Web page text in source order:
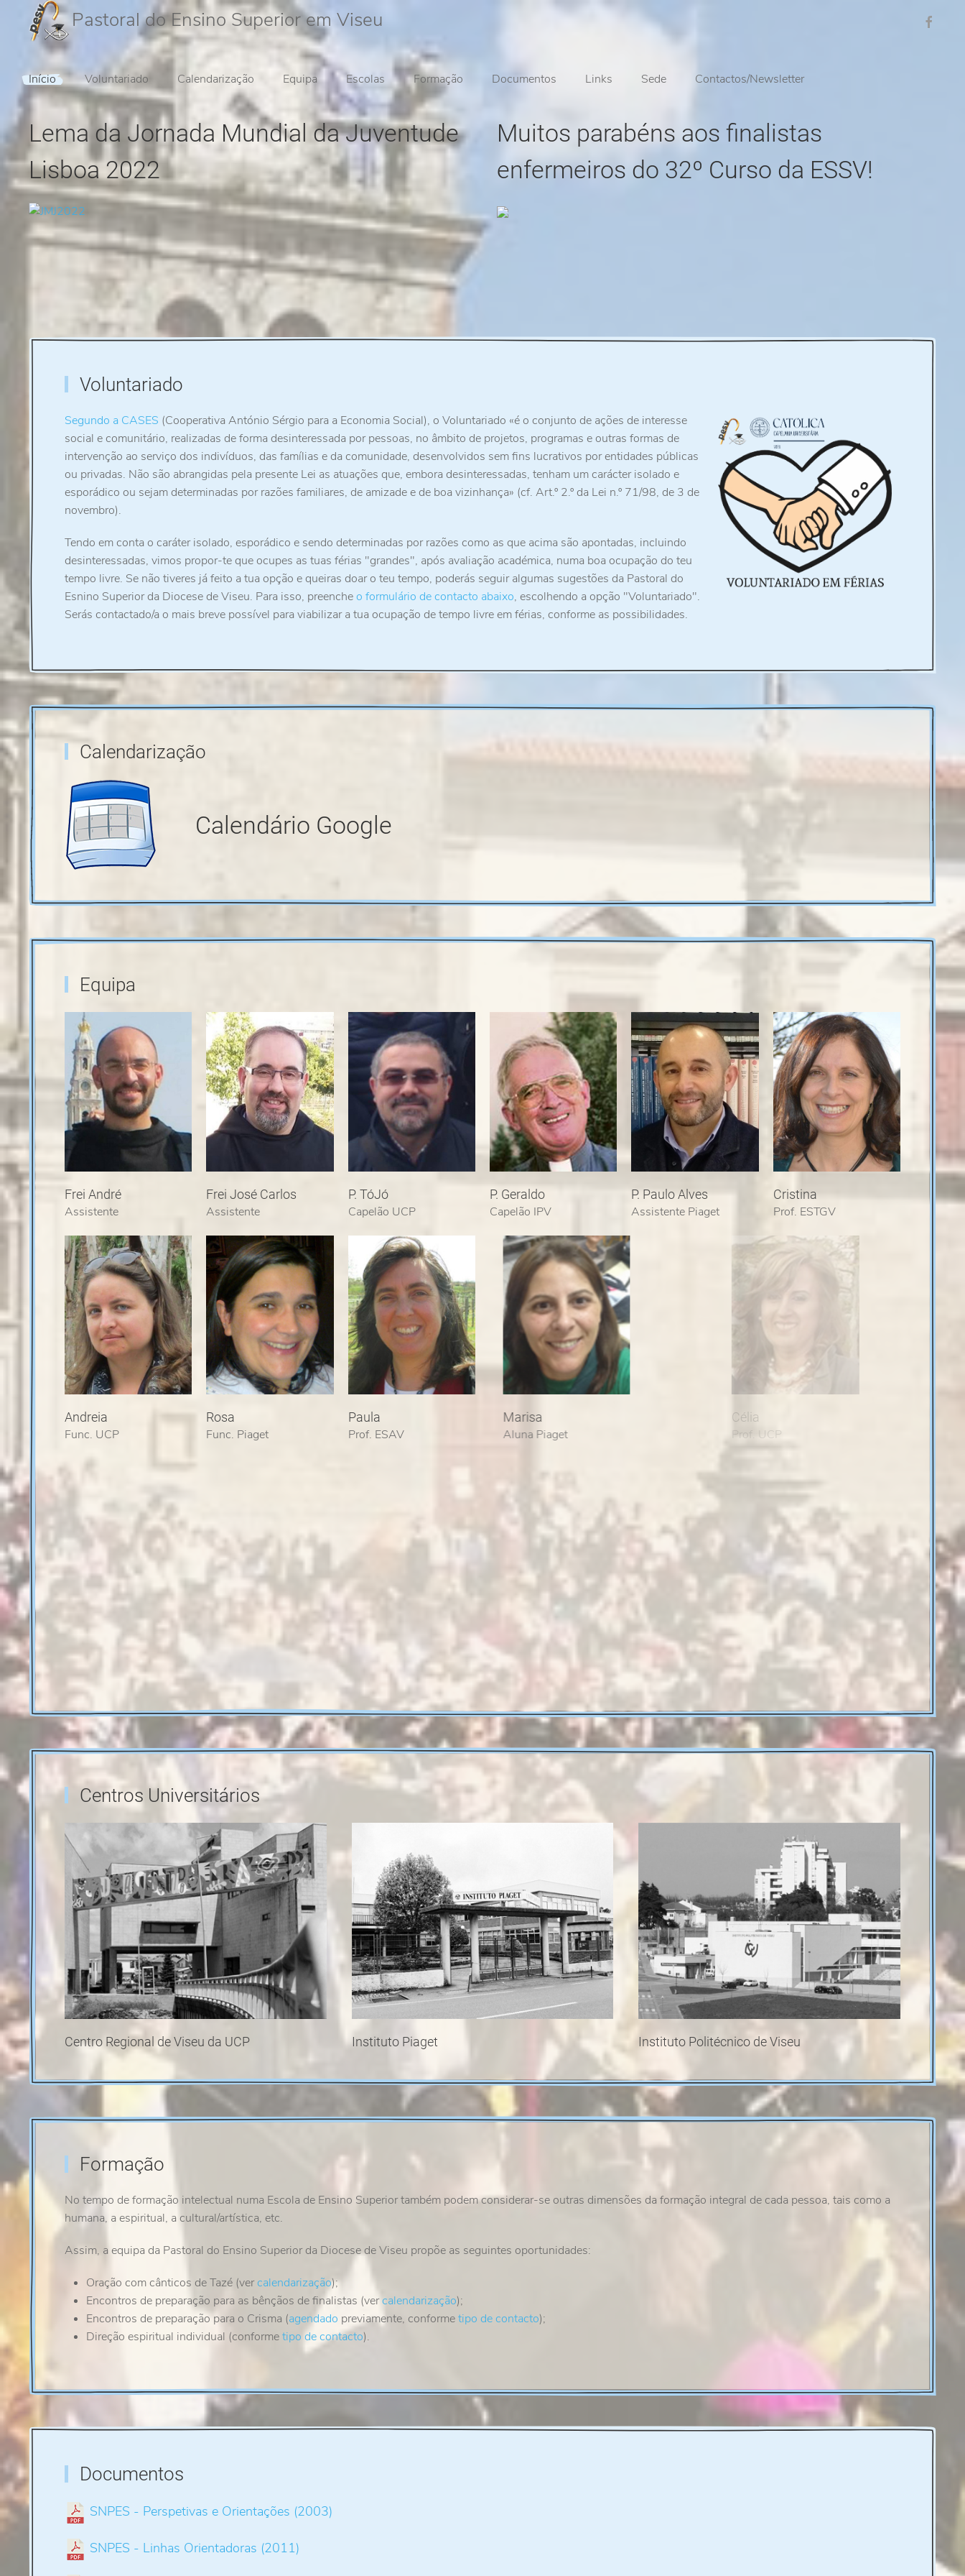
Pastoral do Ensino Superior em Viseu
Início Voluntariado Calendarização Equipa Escolas Formação Documentos Links Sede Contactos/Newsletter
Lema da Jornada Mundial da Juventude
Lisboa 2022
Muitos parabéns aos finalistas
enfermeiros do 32º Curso da ESSV!
Voluntariado
Segundo a CASES (Cooperativa António Sérgio para a Economia Social), o Voluntariado «é o conjunto de ações de interesse
social e comunitário, realizadas de forma desinteressada por pessoas, no âmbito de projetos, programas e outras formas de
intervenção ao serviço dos indivíduos, das famílias e da comunidade, desenvolvidos sem fins lucrativos por entidades públicas
ou privadas. Não são abrangidas pela presente Lei as atuações que, embora desinteressadas, tenham um carácter isolado e
esporádico ou sejam determinadas por razões familiares, de amizade e de boa vizinhança» (cf. Art.º 2.º da Lei n.º 71/98, de 3 de
novembro).
Tendo em conta o caráter isolado, esporádico e sendo determinadas por razões como as que acima são apontadas, incluindo
desinteressadas, vimos propor-te que ocupes as tuas férias "grandes", após avaliação académica, numa boa ocupação do teu
tempo livre. Se não tiveres já feito a tua opção e queiras doar o teu tempo, poderás seguir algumas sugestões da Pastoral do
Esnino Superior da Diocese de Viseu. Para isso, preencheo formulário de contacto abaixo, escolhendo a opção "Voluntariado".
Serás contactado/a o mais breve possível para viabilizar a tua ocupação de tempo livre em férias, conforme as possibilidades.
Calendarização
Calendário Google
Equipa
Frei André
Assistente
Frei José Carlos
Assistente
P. TóJó
Capelão UCP
P. Geraldo
Capelão IPV
P. Paulo Alves
Assistente Piaget
Cristina
Prof. ESTGV
Andreia
Func. UCP
Rosa
Func. Piaget
Paula
Prof. ESAV
Marisa
Aluna Piaget Prof. ESTGV
Cajó
Aluno IPV
Luísa Augusto Francisca Martins
Aluna UCP
Centros Universitários
Centro Regional de Viseu da UCP Instituto Piaget Instituto Politécnico de Viseu
Formação
No tempo de formação intelectual numa Escola de Ensino Superior também podem considerar-se outras dimensões da formação integral de cada pessoa, tais como a
humana, a espiritual, a cultural/artística, etc.
Assim, a equipa da Pastoral do Ensino Superior da Diocese de Viseu propõe as seguintes oportunidades:
Oração com cânticos de Tazé (vercalendarização);
Encontros de preparação para as bênçãos de finalistas (vercalendarização);
Encontros de preparação para o Crisma (agendado previamente, conformetipo de contacto);
Direção espiritual individual (conformetipo de contacto).
Documentos
SNPES - Perspetivas e Orientações (2003)
SNPES - Linhas Orientadoras (2011)